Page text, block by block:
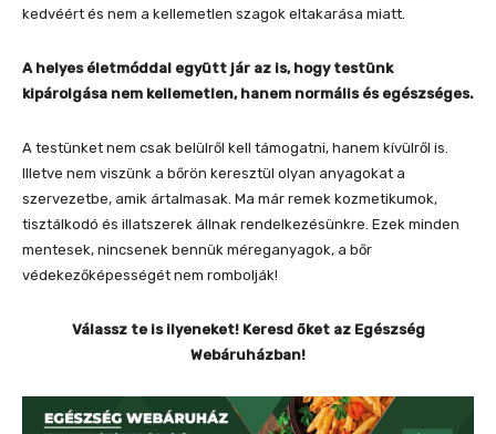
kedvéért és nem a kellemetlen szagok eltakarása miatt.
A helyes életmóddal együtt jár az is, hogy testünk
kipárolgása nem kellemetlen, hanem normális és egészséges.
A testünket nem csak belülről kell támogatni, hanem kívülről is.
Illetve nem viszünk a bőrön keresztül olyan anyagokat a
szervezetbe, amik ártalmasak. Ma már remek kozmetikumok,
tisztálkodó és illatszerek állnak rendelkezésünkre. Ezek minden
mentesek, nincsenek bennük méreganyagok, a bőr
védekezőképességét nem rombolják!
Válassz te is ilyeneket! Keresd őket az Egészség
Webáruházban!